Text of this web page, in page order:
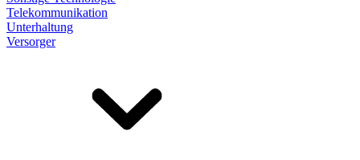
Telekommunikation
Unterhaltung
Versorger